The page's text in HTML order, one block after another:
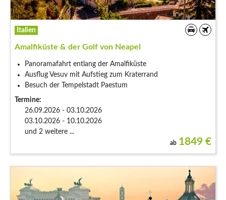
Italien
Amalfiküste & der Golf von Neapel
Panoramafahrt entlang der Amalfiküste
Ausflug Vesuv mit Aufstieg zum Kraterrand
Besuch der Tempelstadt Paestum
Termine:
26.09.2026 - 03.10.2026
03.10.2026 - 10.10.2026
und 2 weitere ...
ab 1849 €